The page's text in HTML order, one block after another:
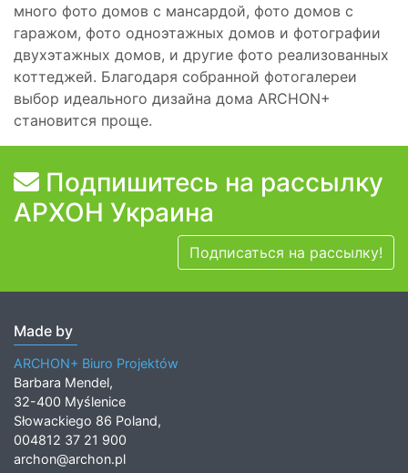
много фото домов с мансардой, фото домов с
гаражом, фото одноэтажных домов и фотографии
двухэтажных домов, и другие фото реализованных
коттеджей. Благодаря собранной фотогалереи
выбор идеального дизайна дома ARCHON+
становится проще.
Подпишитесь на рассылку
АРХОН Украина
Подписаться на рассылку!
Made by
ARCHON+ Biuro Projektów
Barbara Mendel,
32-400 Myślenice
Słowackiego 86 Poland,
004812 37 21 900
archon@archon.pl